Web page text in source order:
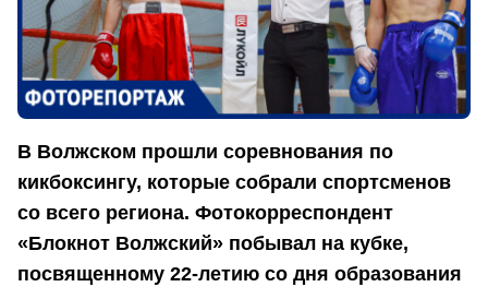
В Волжском прошли соревнования по
кикбоксингу, которые собрали спортсменов
со всего региона. Фотокорреспондент
«Блокнот Волжский» побывал на кубке,
посвященному 22-летию со дня образования